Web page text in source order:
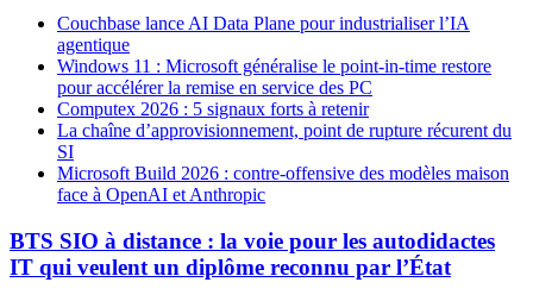
Couchbase lance AI Data Plane pour industrialiser l’IA
agentique
Windows 11 : Microsoft généralise le point-in-time restore
pour accélérer la remise en service des PC
Computex 2026 : 5 signaux forts à retenir
La chaîne d’approvisionnement, point de rupture récurent du
SI
Microsoft Build 2026 : contre-offensive des modèles maison
face à OpenAI et Anthropic
BTS SIO à distance : la voie pour les autodidactes
IT qui veulent un diplôme reconnu par l’État